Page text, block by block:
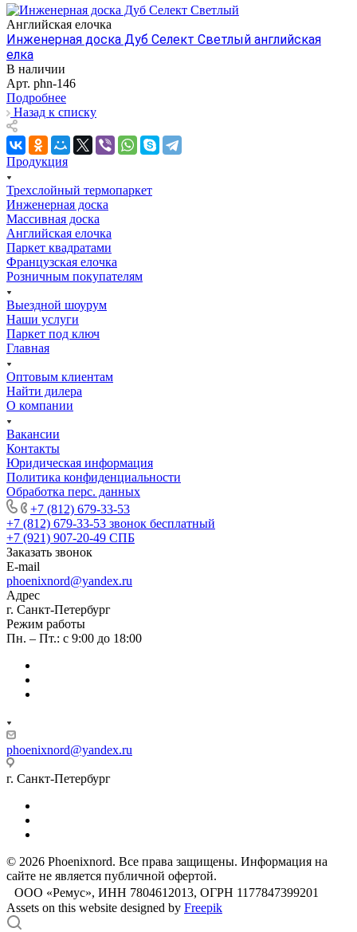
Английская елочка
Инженерная доска Дуб Селект Светлый английская
елка
В наличии
Арт. phn-146
Подробнее
Назад к списку
Продукция
Трехслойный термопаркет
Инженерная доска
Массивная доска
Английская елочка
Паркет квадратами
Французская елочка
Розничным покупателям
Выездной шоурум
Наши услуги
Паркет под ключ
Главная
Оптовым клиентам
Найти дилера
О компании
Вакансии
Контакты
Юридическая информация
Политика конфиденциальности
Обработка перс. данных
+7 (812) 679-33-53
+7 (812) 679-33-53 звонок бесплатный
+7 (921) 907-20-49 СПБ
Заказать звонок
E-mail
phoenixnord@yandex.ru
Адрес
г. Санкт-Петербург
Режим работы
Пн. – Пт.: с 9:00 до 18:00
phoenixnord@yandex.ru
г. Санкт-Петербург
© 2026 Phoenixnord. Все права защищены. Информация на
сайте не является публичной офертой.
ООО «Ремус», ИНН 7804612013, ОГРН 1177847399201
Assets on this website designed by Freepik